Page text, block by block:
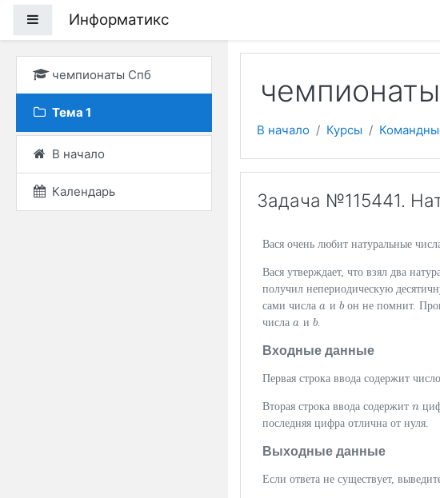
Боковая панель
Информатикс
чемпионаты Спб
Тема 1
В начало
Календарь
В начало Курсы
Задача №115441.
Вася очень любит натуральные
Вася утверждает, что взял два
получил непериодическую
сами числа a
a и b
bон не помнит.
числа a
a и b
b.
Входные данные
Первая строка ввода содержит число
Вторая строка ввода содержит n
n
последняя цифра отлична от нуля.
Выходные данные
Если ответа не существует,